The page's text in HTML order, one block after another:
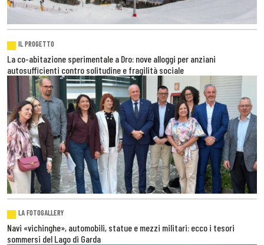
IL PROGETTO
La co-abitazione sperimentale a Dro: nove alloggi per anziani
autosufficienti contro solitudine e fragilità sociale
LA FOTOGALLERY
Navi «vichinghe», automobili, statue e mezzi militari: ecco i tesori
sommersi del Lago di Garda